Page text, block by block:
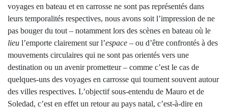
voyages en bateau et en carrosse ne sont pas représentés dans
leurs temporalités respectives, nous avons soit l’impression de ne
pas bouger du tout – notamment lors des scènes en bateau où le
lieu l’emporte clairement sur l’espace – ou d’être confrontés à des
mouvements circulaires qui ne sont pas orientés vers une
destination ou un avenir prometteur – comme c’est le cas de
quelques-uns des voyages en carrosse qui tournent souvent autour
des villes respectives. L’objectif sous-entendu de Mauro et de
Soledad, c’est en effet un retour au pays natal, c’est-à-dire en